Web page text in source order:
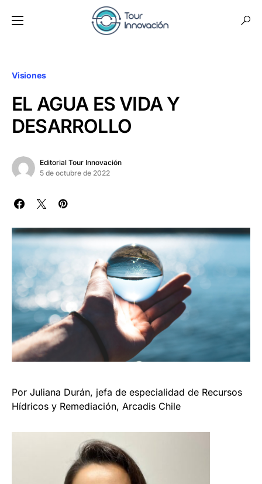
Visiones
EL AGUA ES VIDA Y
DESARROLLO
Editorial Tour Innovación
5 de octubre de 2022
Por Juliana Durán, jefa de especialidad de Recursos
Hídricos y Remediación, Arcadis Chile